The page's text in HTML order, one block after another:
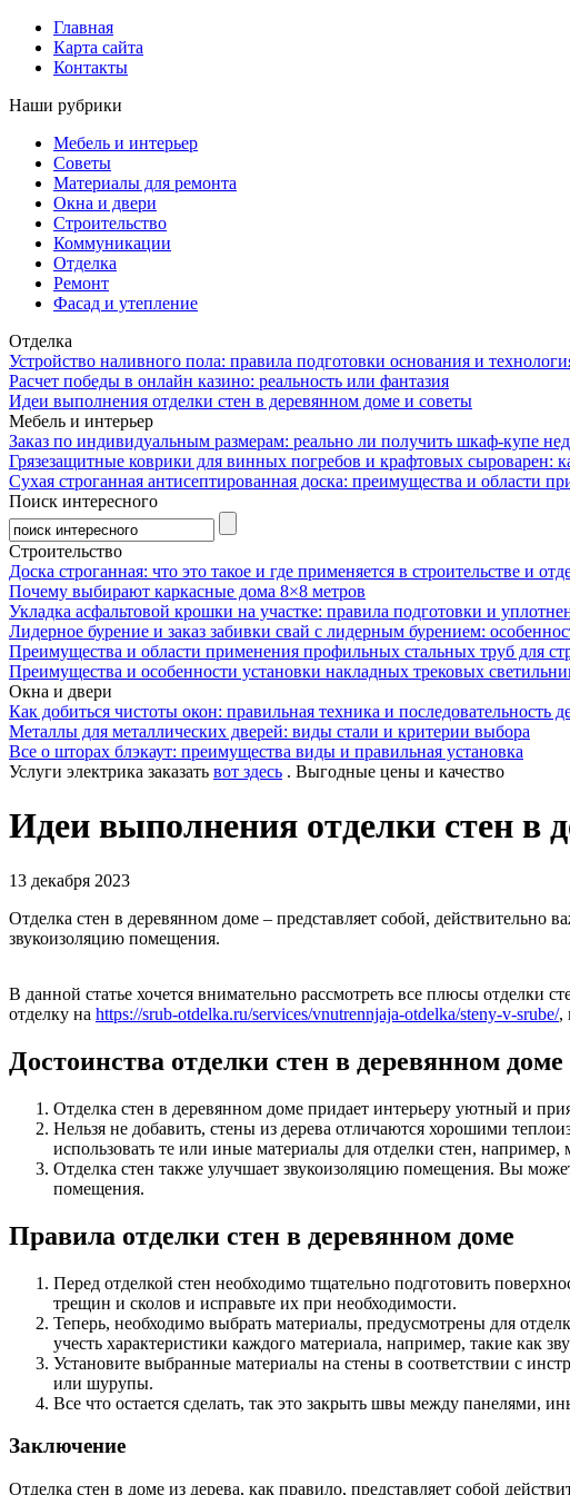
Главная
Карта сайта
Контакты
Наши рубрики
Мебель и интерьер
Советы
Материалы для ремонта
Окна и двери
Строительство
Коммуникации
Отделка
Ремонт
Фасад и утепление
Отделка
Устройство наливного пола: правила подготовки основания и
Расчет победы в онлайн казино: реальность или фантазия
Идеи выполнения отделки стен в деревянном доме и советы
Мебель и интерьер
Заказ по индивидуальным размерам: реально ли получить шкаф-купе
Грязезащитные коврики для винных погребов и крафтовых сыроварен:
Сухая строганная антисептированная доска: преимущества и области
Поиск интересного
Строительство
Доска строганная: что это такое и где применяется в строительстве и
Почему выбирают каркасные дома 8×8 метров
Укладка асфальтовой крошки на участке: правила подготовки и
Лидерное бурение и заказ забивки свай с лидерным бурением:
Преимущества и области применения профильных стальных труб для
Преимущества и особенности установки накладных трековых
Окна и двери
Как добиться чистоты окон: правильная техника и последовательность
Металлы для металлических дверей: виды стали и критерии выбора
Все о шторах блэкаут: преимущества виды и правильная установка
Услуги электрика заказать вот здесь . Выгодные цены и качество
Идеи выполнения отделки стен в
13 декабря 2023
Отделка стен в деревянном доме – представляет собой, действительно
звукоизоляцию помещения.
В данной статье хочется внимательно рассмотреть все плюсы отделки
отделку на https://srub-otdelka.ru/services/vnutrennjaja-otdelka/steny-v-srube/,
Достоинства отделки стен в деревянном доме
Отделка стен в деревянном доме придает интерьеру уютный и
Нельзя не добавить, стены из дерева отличаются хорошими
использовать те или иные материалы для отделки стен, например,
Отделка стен также улучшает звукоизоляцию помещения. Вы
помещения.
Правила отделки стен в деревянном доме
Перед отделкой стен необходимо тщательно подготовить
трещин и сколов и исправьте их при необходимости.
Теперь, необходимо выбрать материалы, предусмотрены для
учесть характеристики каждого материала, например, такие как
Установите выбранные материалы на стены в соответствии с
или шурупы.
Все что остается сделать, так это закрыть швы между панелями,
Заключение
Отделка стен в доме из дерева, как правило, представляет собой